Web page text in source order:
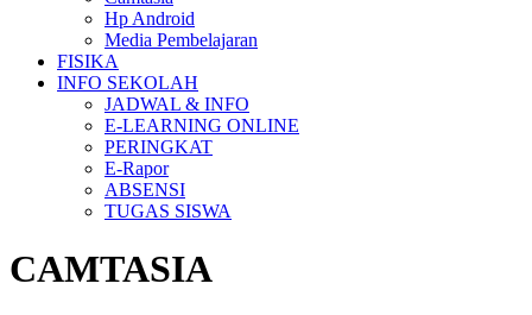
Hp Android
Media Pembelajaran
FISIKA
INFO SEKOLAH
JADWAL & INFO
E-LEARNING ONLINE
PERINGKAT
E-Rapor
ABSENSI
TUGAS SISWA
CAMTASIA